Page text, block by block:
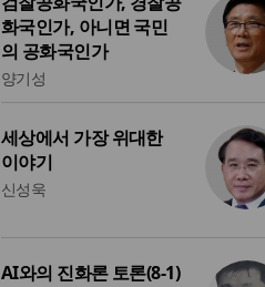
화국인가, 아니면 국민
의 공화국인가
양기성
세상에서 가장 위대한
이야기
신성욱
AI와의 진화론 토론(8-1)